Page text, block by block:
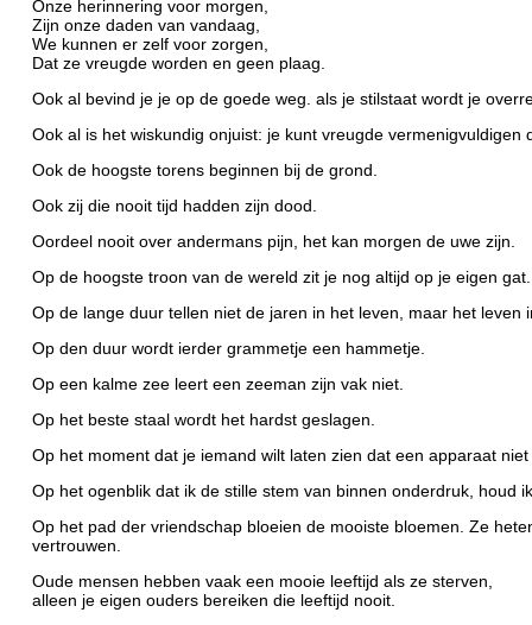
Onze herinnering voor morgen,
Zijn onze daden van vandaag,
We kunnen er zelf voor zorgen,
Dat ze vreugde worden en geen plaag.
Ook al bevind je je op de goede weg. als je stilstaat wordt je
Ook al is het wiskundig onjuist: je kunt vreugde vermenigvuldigen
Ook de hoogste torens beginnen bij de grond.
Ook zij die nooit tijd hadden zijn dood.
Oordeel nooit over andermans pijn, het kan morgen de uwe zijn.
Op de hoogste troon van de wereld zit je nog altijd op je eigen gat.
Op de lange duur tellen niet de jaren in het leven, maar het leven
Op den duur wordt ierder grammetje een hammetje.
Op een kalme zee leert een zeeman zijn vak niet.
Op het beste staal wordt het hardst geslagen.
Op het moment dat je iemand wilt laten zien dat een apparaat
Op het ogenblik dat ik de stille stem van binnen onderdruk, houd
Op het pad der vriendschap bloeien de mooiste bloemen. Ze
vertrouwen.
Oude mensen hebben vaak een mooie leeftijd als ze sterven,
alleen je eigen ouders bereiken die leeftijd nooit.